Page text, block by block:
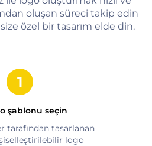
oluşan süreci takip edin
özel bir tasarım elde din.
şablonu seçin
tarafından tasarlanan
logo